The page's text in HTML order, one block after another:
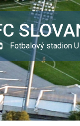
Fotbalový stadion